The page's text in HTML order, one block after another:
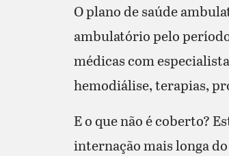
O plano de saúde
ambulatório pelo
médicas com
hemodiálise, terapias,
E o que não é coberto?
internação mais longa